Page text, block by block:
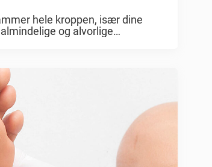
hele kroppen, især dine
og alvorlige